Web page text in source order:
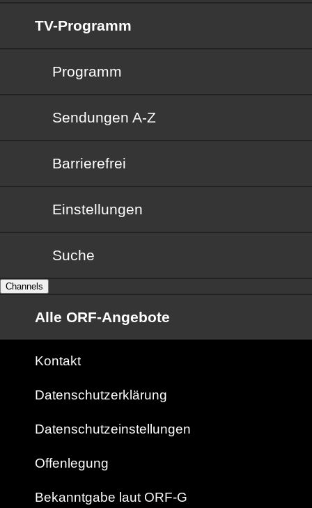
TV-Programm
Programm
Sendungen von A bis Z
Sendungen A-Z
Barrierefrei
Barrierefrei
Einstellungen
Suche
Channels
Alle ORF-Angebote
Kontakt
Datenschutzerklärung
Datenschutzeinstellungen
Offenlegung
Bekanntgabe laut ORF-G